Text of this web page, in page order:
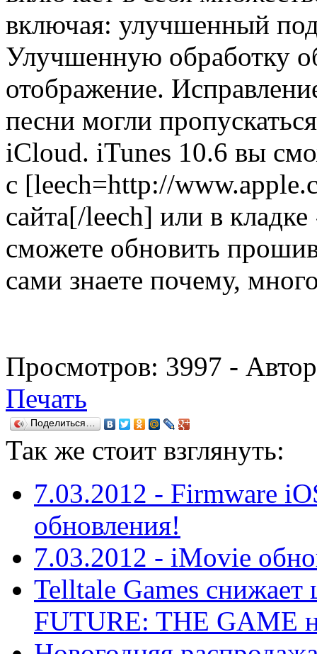
включая: улучшенный
Улучшенную обработку
отображение.
песни могли
iCloud. iTunes 10.6 вы
с [leech=http://
сайта[/leech] или в
сможете обновить
сами знаете почему,
Просмотров: 3997 -
Печать
Поделиться…
Так же стоит взглянуть:
7.03.2012 - Firmware
обновления!
7.03.2012 - iMovie
Telltale Games
FUTURE: THE GAME